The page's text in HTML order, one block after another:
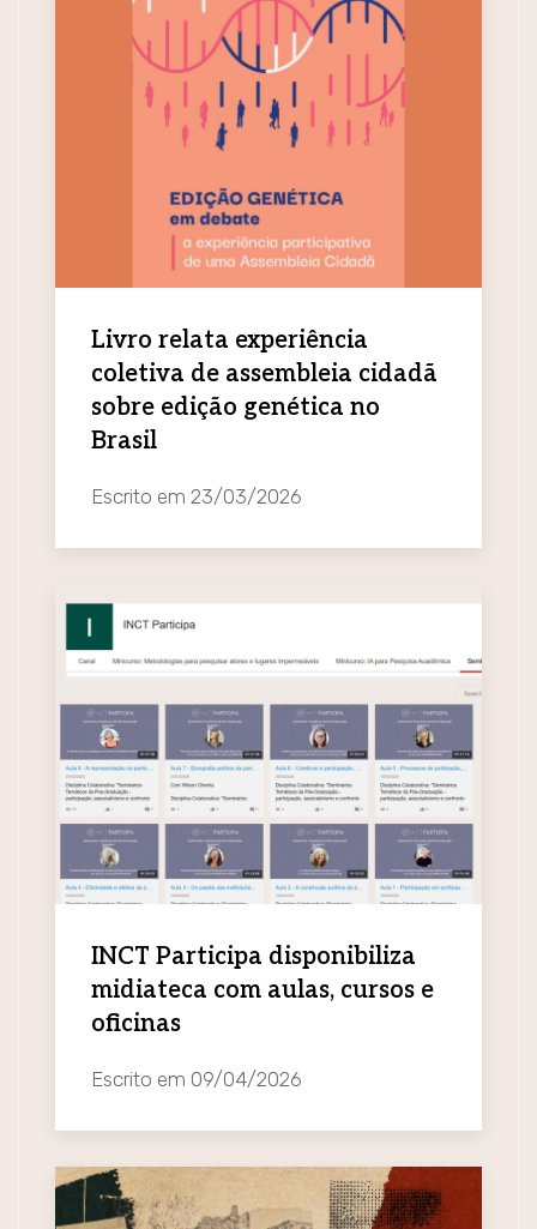
Livro relata experiência
coletiva de assembleia cidadã
sobre edição genética no
Brasil
Escrito em 23/03/2026
INCT Participa disponibiliza
midiateca com aulas, cursos e
oficinas
Escrito em 09/04/2026